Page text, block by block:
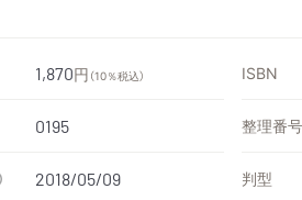
1,870円 （10％税込） ISBN
0195 整理番号
2018/05/09 判型